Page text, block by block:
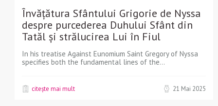
Învățătura Sfântului Grigorie de Nyssa
despre purcederea Duhului Sfânt din
Tatăl și strălucirea Lui în Fiul
In his treatise Against Eunomium Saint Gregory of Nyssa
specifies both the fundamental lines of the...
citește mai mult 21 Mai 2025